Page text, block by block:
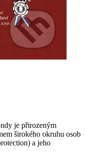
je přirozeným
širokého okruhu osob
a jeho